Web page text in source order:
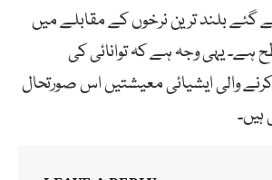
گئے بلند ترین نرخوں کے مقابلے میں
ہے۔ یہی وجہ ہے کہ توانائی کی
والی ایشیائی معیشتیں اس صورتحال
ہیں۔